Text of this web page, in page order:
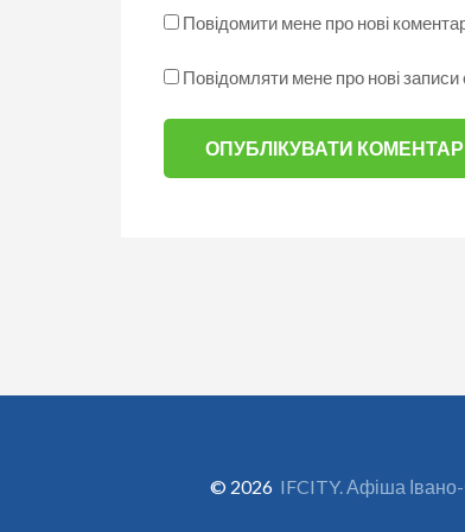
Повідомити мене про нові
Повідомляти мене про нові
© 2026 IFCITY. Афіша